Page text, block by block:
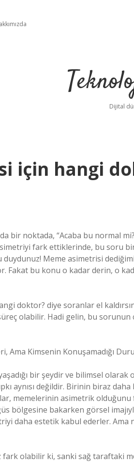
Dijital
için hangi
bir noktada, “Acaba bu normal
fark ettiklerinde, bu soru
duydunuz! Meme asimetrisi
Fakat bu konu o kadar derin, o
doktor? diye soranlar el
olabilir. Hadi gelin, bu sorunun
Ama Kimsenin Konuşamadığı
bir şeydir ve bilimsel
aynısı değildir. Birinin biraz
memelerinin asimetrik
bölgesine bakarken görsel
daha estetik kabul ederler. Ama
fark olabilir ki, sanki sağ taraftaki